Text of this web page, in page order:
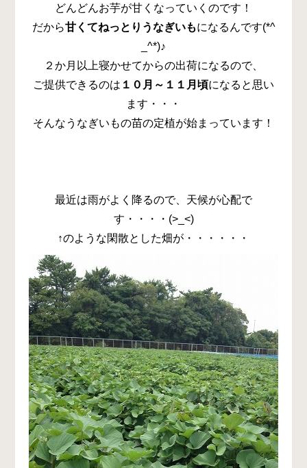
どんどんお芋が甘くなっていくのです！
だから甘くてねっとりうなぎいもになるんです(*^
_^*)♪
２か月以上寝かせてからの出荷になるので、
ご提供できるのは １０月～１１月頃になると思い
ます・・・
そんなうなぎいもの苗の定植が始まっています！
最近は雨がよく降るので、天候が心配で
す・・・・(>_<)
↑のような閑散とした畑が・・・・・・